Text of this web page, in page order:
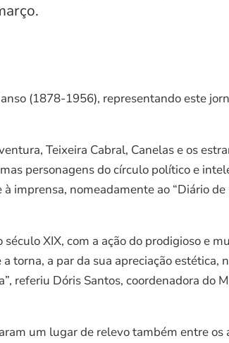
(1878-1956), representando este
Teixeira Cabral, Canelas e os
personagens do círculo político e
nomeadamente ao “Diário
XIX, com a ação do prodigioso e
a par da sua apreciação estética,
referiu Dóris Santos, coordenadora do
um lugar de relevo também entre